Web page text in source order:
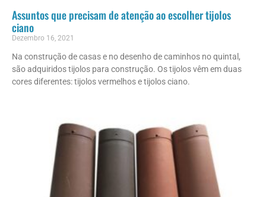
Assuntos que precisam de atenção ao escolher tijolos
ciano
Dezembro 16, 2021
Na construção de casas e no desenho de caminhos no quintal,
são adquiridos tijolos para construção. Os tijolos vêm em duas
cores diferentes: tijolos vermelhos e tijolos ciano.